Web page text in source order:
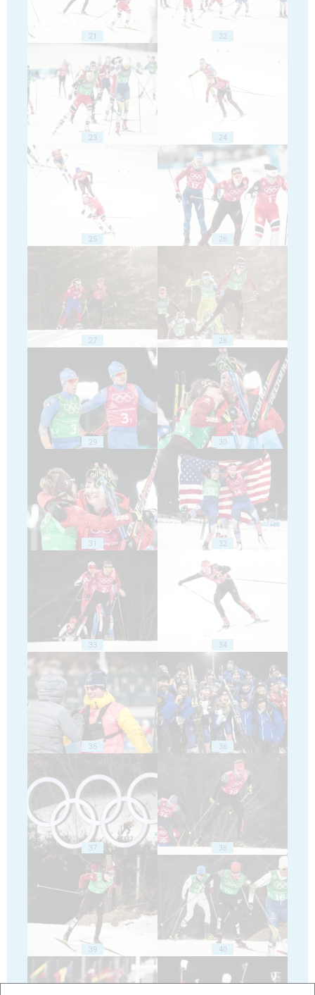
21 22
23 24
25 26
27 28
29 30
31 32
33 34
35 36
37 38
39 40